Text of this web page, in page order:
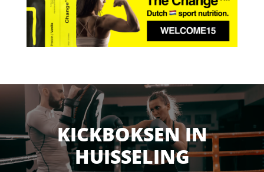
KICKBOKSEN IN
HUISSELING